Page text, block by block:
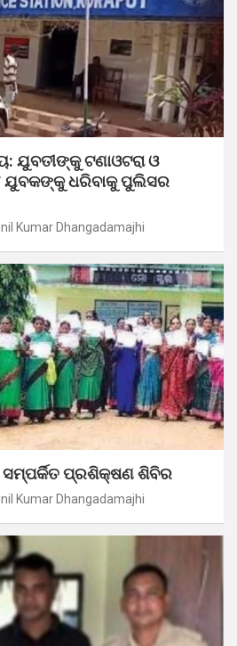
ଯୁବତୀଙ୍କୁ ଟଣାଓଟରା ଓ
ଯୁବକଙ୍କୁ ଧରିବାକୁ ପୁଲିସର
Kumar Dhangadamajhi
ସମ୍ପର୍କିତ ପ୍ରଶିକ୍ଷଣ ଶିବିର
Kumar Dhangadamajhi